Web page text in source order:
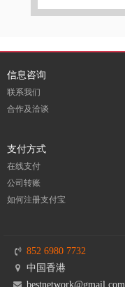
信息咨询
联系我们
合作及洽谈
支付方式
在线支付
公司转账
如何注册支付宝
852 6980 7732
中国香港
bestnetwork@gmail.com